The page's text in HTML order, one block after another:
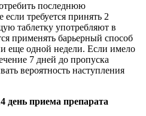
последнюю
требуется принять 2
таблетку употребляют в
применять барьерный способ
еще одной недели. Если имело
7 дней до пропуска
вероятность наступления
день приема препарата